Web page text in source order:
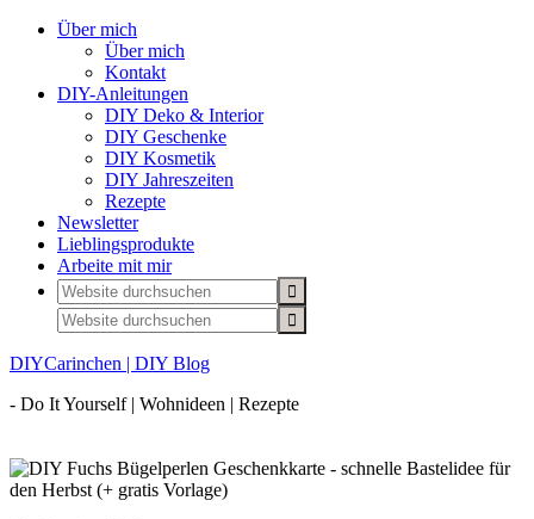
Über mich
Über mich
Kontakt
DIY-Anleitungen
DIY Deko & Interior
DIY Geschenke
DIY Kosmetik
DIY Jahreszeiten
Rezepte
Newsletter
Lieblingsprodukte
Arbeite mit mir
DIYCarinchen | DIY Blog
- Do It Yourself | Wohnideen | Rezepte